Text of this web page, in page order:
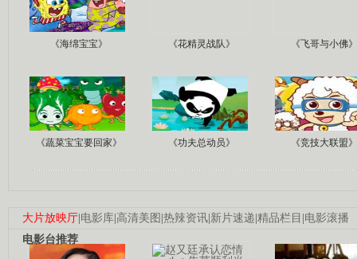
《海绵宝宝》 《花精灵战队》 《飞哥与小佛》
《蔬菜宝宝要回家》 《功夫总动员》 《竞技大联盟》
大片放映厅|电影库|高清美图 |热辣资讯|新片速递|精品栏目 |电影滚播
电影台推荐